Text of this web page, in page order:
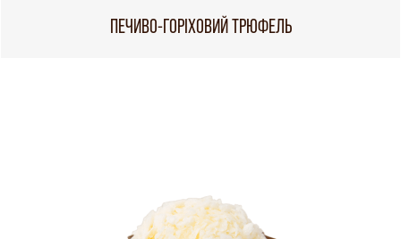
ПЕЧИВО-ГОРІХОВИЙ ТРЮФЕЛЬ